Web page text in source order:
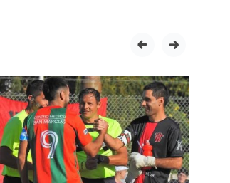
prev next